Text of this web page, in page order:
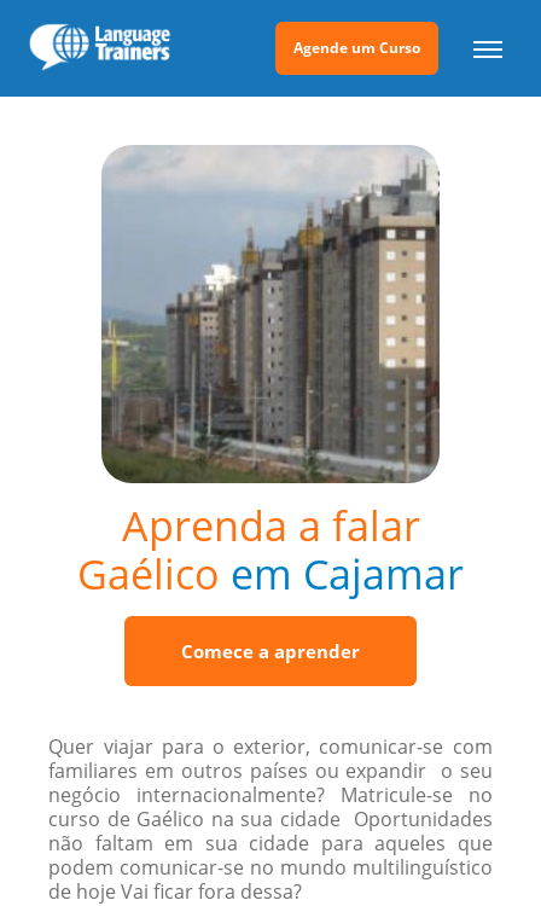
Agende um Curso
Aprenda a falar
Gaélico em Cajamar
Comece a aprender
Quer viajar para o exterior, comunicar-se com
familiares em outros países ou expandir o seu
negócio internacionalmente? Matricule-se no
curso de Gaélico na sua cidade Oportunidades
não faltam em sua cidade para aqueles que
podem comunicar-se no mundo multilinguístico
de hoje Vai ficar fora dessa?